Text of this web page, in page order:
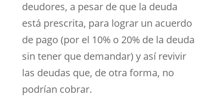
deudores, a pesar de que la deuda
está prescrita, para lograr un acuerdo
de pago (por el 10% o 20% de la deuda
sin tener que demandar) y así revivir
las deudas que, de otra forma, no
podrían cobrar.